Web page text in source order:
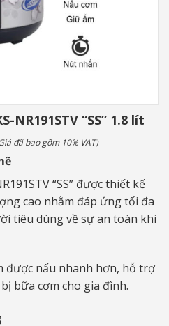
NR191STV “SS” 1.8 lít
đã bao gồm 10% VAT)
“SS” được thiết kế
cao nhằm đáp ứng tối đa
tiêu dùng về sự an toàn khi
được nấu nhanh hơn, hỗ trợ
bữa cơm cho gia đình.